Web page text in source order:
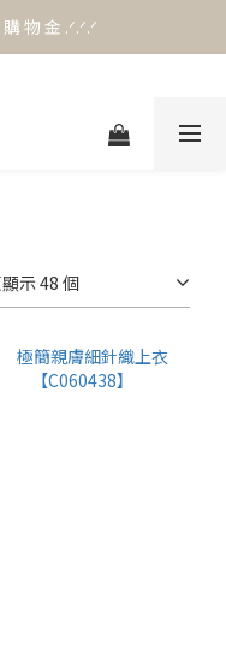
物 金 .ᐟ.ᐟ.ᐟ
物 金 .ᐟ.ᐟ.ᐟ
費 ꔛ♡
示 48 個